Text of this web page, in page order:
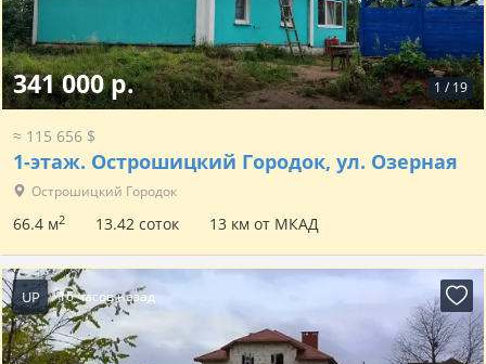
1 / 19
341 000 р.
≈ 115 656 $
1-этаж. Острошицкий Городок, ул. Озерная
Острошицкий Городок
66.4 м2 13.42 соток 13 км от МКАД
UP 16 часов назад